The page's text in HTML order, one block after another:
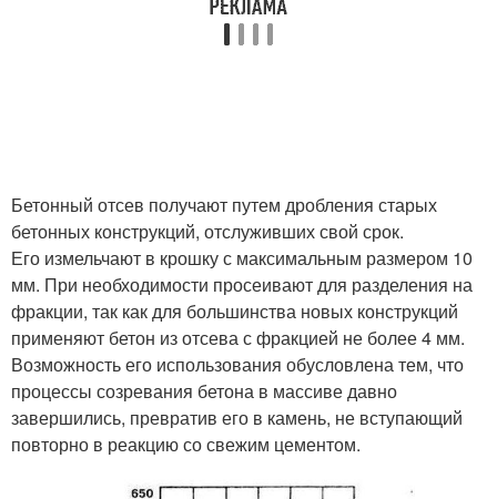
Бетонный отсев получают путем дробления старых
бетонных конструкций, отслуживших свой срок.
Его измельчают в крошку с максимальным размером 10
мм. При необходимости просеивают для разделения на
фракции, так как для большинства новых конструкций
применяют бетон из отсева с фракцией не более 4 мм.
Возможность его использования обусловлена тем, что
процессы созревания бетона в массиве давно
завершились, превратив его в камень, не вступающий
повторно в реакцию со свежим цементом.